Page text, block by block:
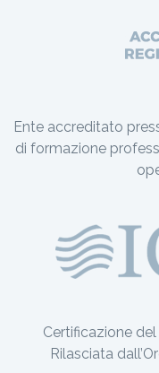
Ente accreditato
di formazione
Certificazione
Rilasciata